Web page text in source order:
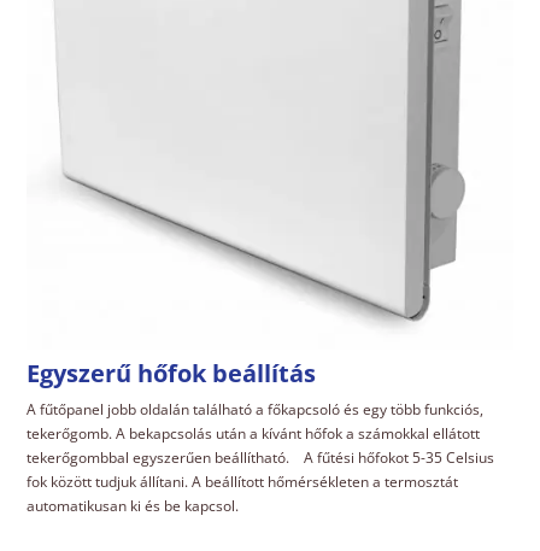
Egyszerű hőfok beállítás
A fűtőpanel jobb oldalán található a főkapcsoló és egy több funkciós,
tekerőgomb. A bekapcsolás után a kívánt hőfok a számokkal ellátott
tekerőgombbal egyszerűen beállítható. A fűtési hőfokot 5-35 Celsius
fok között tudjuk állítani. A beállított hőmérsékleten a termosztát
automatikusan ki és be kapcsol.